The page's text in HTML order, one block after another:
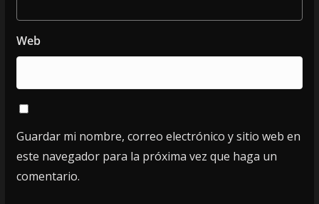
Web
Guardar mi nombre, correo electrónico y sitio web en
este navegador para la próxima vez que haga un
comentario.